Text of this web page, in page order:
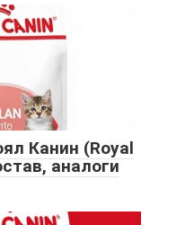
Канин (Royal
аналоги